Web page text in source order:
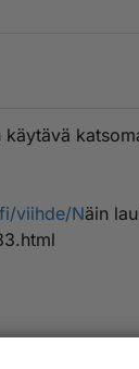
viihde/Näin